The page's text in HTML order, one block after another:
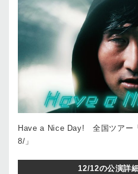
Have a Nice Day! 全国ツアー
8/」
12/12の公演詳